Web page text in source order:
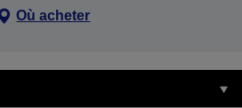
Où acheter